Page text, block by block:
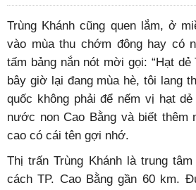
Trùng Khánh cũng quen lắm, ở
vào mùa thu chớm đông hay có
tấm bảng nắn nót mời gọi: “Hạt dẻ
bây giờ lại đang mùa hè, tôi lang
quốc không phải để nếm vị hạt
nước non Cao Bằng và biết thêm
cao có cái tên gợi nhớ.
Thị trấn Trùng Khánh là trung
cách TP. Cao Bằng gần 60 km.